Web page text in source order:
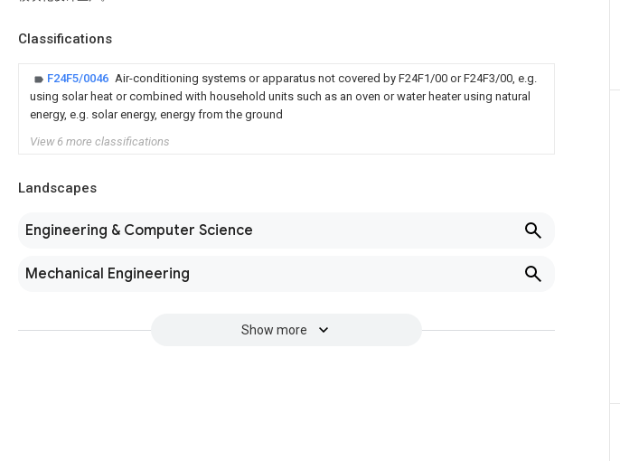
Classifications
F24F5/0046 Air-conditioning systems or apparatus not covered by F24F1/00 or F24F3/00, e.g.
using solar heat or combined with household units such as an oven or water heater using natural
energy, e.g. solar energy, energy from the ground
View 6 more classifications
Landscapes
Engineering & Computer Science
Mechanical Engineering
Show more